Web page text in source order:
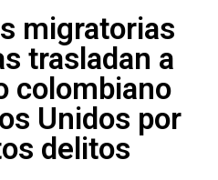
migratorias
trasladan a
colombiano
Unidos por
delitos